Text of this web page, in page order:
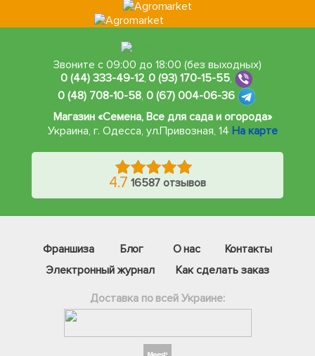
Звоните с 09:00 до 18:00 (без выходных)
0 (44) 333-49-12,0 (93) 170-15-55,
0 (48) 708-10-58, 0 (67) 004-06-36
Магазин «Семена, Все для сада и огорода»
Украина, г. Одесса, ул.Привозная, 14 На карте
4.7 16587 отзывов
Франшиза Блог О нас
Контакты
Электронный журнал
Как сделать заказ
Доставка по всей Украине: